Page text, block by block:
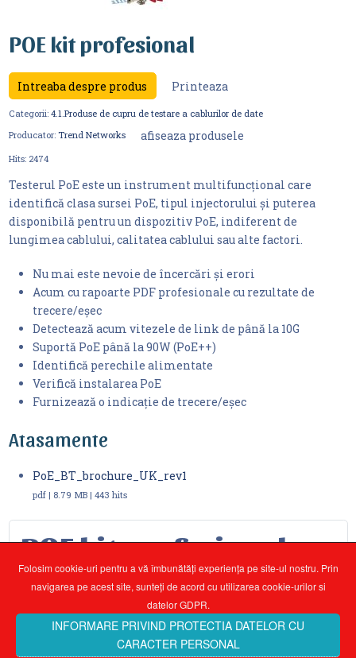
POE kit profesional
Intreaba despre produs Printeaza
Categorii: 4.1.Produse de cupru de testare a cablurilor de date
Producator: Trend Networks afiseaza produsele
Hits: 2474
Testerul PoE este un instrument multifuncțional care
identifică clasa sursei PoE, tipul injectorului și puterea
disponibilă pentru un dispozitiv PoE, indiferent de
lungimea cablului, calitatea cablului sau alte factori.
Nu mai este nevoie de încercări și erori
Acum cu rapoarte PDF profesionale cu rezultate de
trecere/eșec
Detectează acum vitezele de link de până la 10G
Suportă PoE până la 90W (PoE++)
Identifică perechile alimentate
Verifică instalarea PoE
Furnizează o indicație de trecere/eșec
Atasamente
PoE_BT_brochure_UK_rev1
pdf | 8.79 MB | 443 hits
POE kit profesional
Sunteți aici: Produse
4.Testare transmisiuni LAN,
Fibra
4.1.Produse de cupru de testare a cablurilor de date
POE kit profesional
Folosim cookie-uri pentru a vă îmbunătăți experiența pe site-ul nostru. Prin
navigarea pe acest site, sunteți de acord cu utilizarea cookie-urilor si
datelor GDPR.
INFORMARE PRIVIND PROTECTIA DATELOR CU
CARACTER PERSONAL